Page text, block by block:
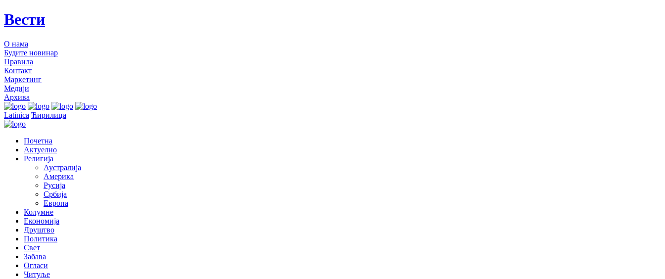
Вести
О нама
Будите новинар
Правила
Контакт
Маркетинг
Медији
Архива
Latinica Ћирилица
Почетна
Актуелно
Религија
Аустралија
Америка
Русија
Србија
Европа
Колумне
Економија
Друштво
Политика
Свет
Забава
Огласи
Читуље